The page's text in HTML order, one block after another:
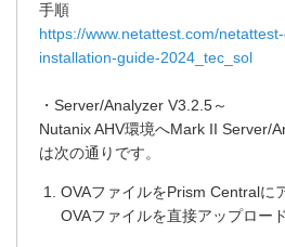
手順
https://www.netattest.com/
installation-guide-2024_tec_sol
・Server/Analyzer V3.2.5～
Nutanix AHV環境へMark II Server/
は次の通りです。
OVAファイルをPrism Centralに
OVAファイルを直接アップロー